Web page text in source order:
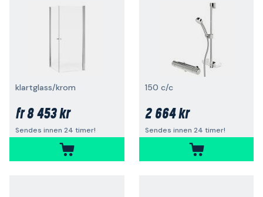
klartglass/krom
fr8 453 kr
Sendes innen 24 timer!
150 c/c
2 664 kr
Sendes innen 24 timer!